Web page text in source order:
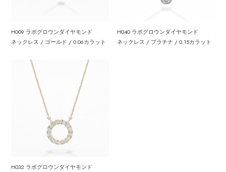
H009 ラボグロウンダイヤモンド
ネックレス / ゴールド / 0.06カラット
H040 ラボグロウンダイヤモンド
ネックレス / プラチナ / 0.15カラット
H032 ラボグロウンダイヤモンド